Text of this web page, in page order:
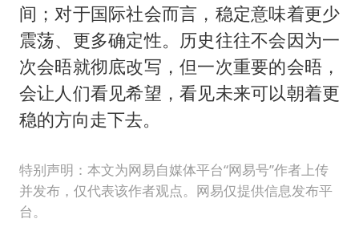
间；对于国际社会而言，稳定意味着更少
震荡、更多确定性。历史往往不会因为一
次会晤就彻底改写，但一次重要的会晤，
会让人们看见希望，看见未来可以朝着更
稳的方向走下去。
特别声明：本文为网易自媒体平台“网易号”作者上传
并发布，仅代表该作者观点。网易仅提供信息发布平
台。